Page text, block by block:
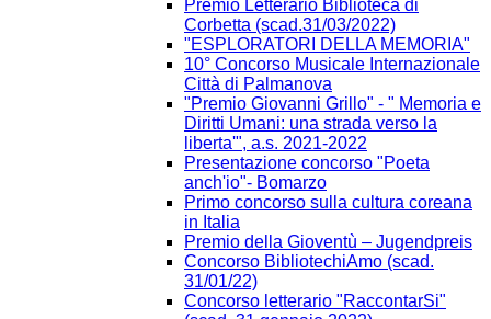
Premio Letterario Biblioteca di
Corbetta (scad.31/03/2022)
"ESPLORATORI DELLA MEMORIA"
10° Concorso Musicale Internazionale
Città di Palmanova
"Premio Giovanni Grillo" - " Memoria e
Diritti Umani: una strada verso la
liberta'", a.s. 2021-2022
Presentazione concorso "Poeta
anch'io"- Bomarzo
Primo concorso sulla cultura coreana
in Italia
Premio della Gioventù – Jugendpreis
Concorso BibliotechiAmo (scad.
31/01/22)
Concorso letterario "RaccontarSi"